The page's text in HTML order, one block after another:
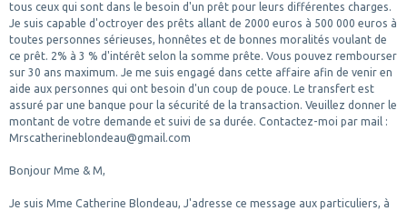
tous ceux qui sont dans le besoin d'un prêt pour leurs différentes charges.
Je suis capable d'octroyer des prêts allant de 2000 euros à 500 000 euros à
toutes personnes sérieuses, honnêtes et de bonnes moralités voulant de
ce prêt. 2% à 3 % d'intérêt selon la somme prête. Vous pouvez rembourser
sur 30 ans maximum. Je me suis engagé dans cette affaire afin de venir en
aide aux personnes qui ont besoin d'un coup de pouce. Le transfert est
assuré par une banque pour la sécurité de la transaction. Veuillez donner le
montant de votre demande et suivi de sa durée. Contactez-moi par mail :
Mrscatherineblondeau@gmail.com
Bonjour Mme & M,
Je suis Mme Catherine Blondeau, J'adresse ce message aux particuliers, à